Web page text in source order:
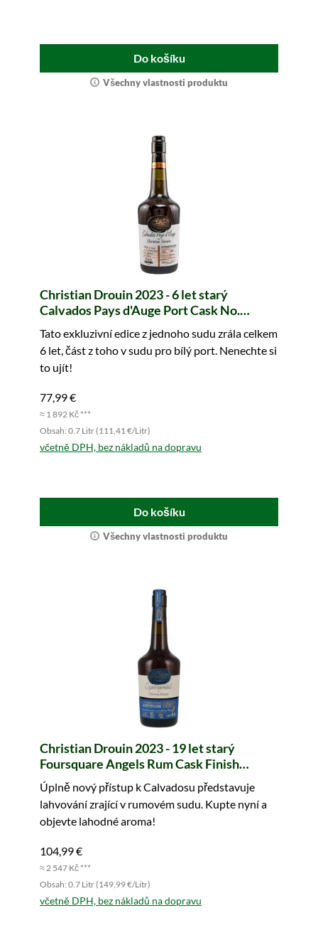
Do košíku
Všechny vlastnosti produktu
Christian Drouin 2023 - 6 let starý
Calvados Pays d'Auge Port Cask No.
Tato exkluzivní edice z jednoho sudu zrála celkem
6 let, část z toho v sudu pro bílý port. Nenechte si
to ujít!
77,99 €
≈ 1 892 Kč ***
Obsah: 0.7 Litr (111,41 €/Litr)
včetně DPH, bez nákladů na dopravu
Do košíku
Všechny vlastnosti produktu
Christian Drouin 2023 - 19 let starý
Foursquare Angels Rum Cask Finish
Calvados Pays d'Auge
Úplně nový přístup k Calvadosu představuje
lahvování zrající v rumovém sudu. Kupte nyní a
objevte lahodné aroma!
104,99 €
≈ 2 547 Kč ***
Obsah: 0.7 Litr (149,99 €/Litr)
včetně DPH, bez nákladů na dopravu